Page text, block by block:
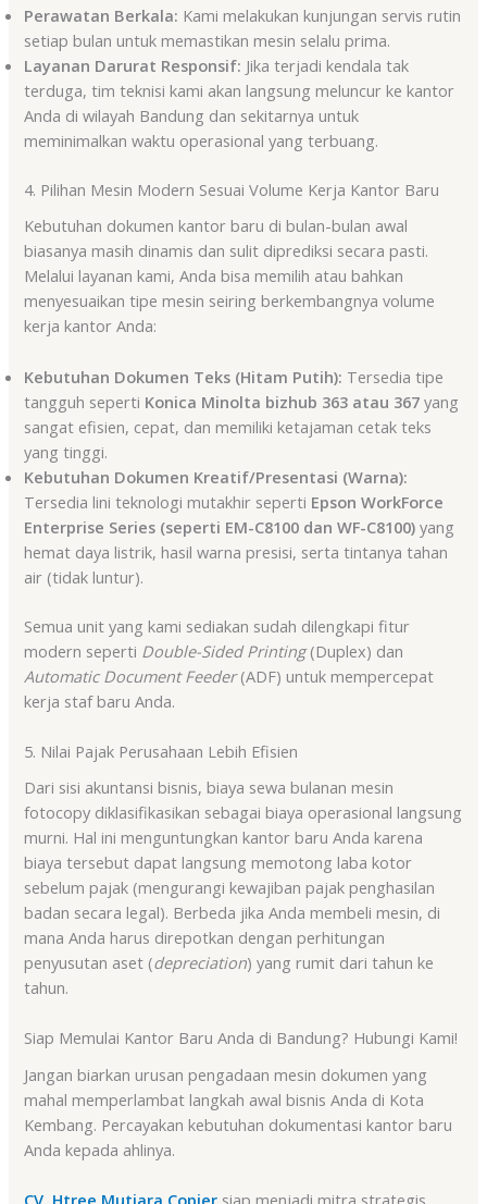
Perawatan Berkala: Kami melakukan kunjungan servis rutin
setiap bulan untuk memastikan mesin selalu prima.
Layanan Darurat Responsif: Jika terjadi kendala tak
terduga, tim teknisi kami akan langsung meluncur ke kantor
Anda di wilayah Bandung dan sekitarnya untuk
meminimalkan waktu operasional yang terbuang.
4. Pilihan Mesin Modern Sesuai Volume Kerja Kantor Baru
Kebutuhan dokumen kantor baru di bulan-bulan awal
biasanya masih dinamis dan sulit diprediksi secara pasti.
Melalui layanan kami, Anda bisa memilih atau bahkan
menyesuaikan tipe mesin seiring berkembangnya volume
kerja kantor Anda:
Kebutuhan Dokumen Teks (Hitam Putih): Tersedia tipe
tangguh seperti Konica Minolta bizhub 363 atau 367 yang
sangat efisien, cepat, dan memiliki ketajaman cetak teks
yang tinggi.
Kebutuhan Dokumen Kreatif/Presentasi (Warna):
Tersedia lini teknologi mutakhir seperti Epson WorkForce
Enterprise Series (seperti EM-C8100 dan WF-C8100) yang
hemat daya listrik, hasil warna presisi, serta tintanya tahan
air (tidak luntur).
Semua unit yang kami sediakan sudah dilengkapi fitur
modern seperti Double-Sided Printing(Duplex) dan
Automatic Document Feeder(ADF) untuk mempercepat
kerja staf baru Anda.
5. Nilai Pajak Perusahaan Lebih Efisien
Dari sisi akuntansi bisnis, biaya sewa bulanan mesin
fotocopy diklasifikasikan sebagai biaya operasional langsung
murni. Hal ini menguntungkan kantor baru Anda karena
biaya tersebut dapat langsung memotong laba kotor
sebelum pajak (mengurangi kewajiban pajak penghasilan
badan secara legal). Berbeda jika Anda membeli mesin, di
mana Anda harus direpotkan dengan perhitungan
penyusutan aset (depreciation) yang rumit dari tahun ke
tahun.
Siap Memulai Kantor Baru Anda di Bandung? Hubungi Kami!
Jangan biarkan urusan pengadaan mesin dokumen yang
mahal memperlambat langkah awal bisnis Anda di Kota
Kembang. Percayakan kebutuhan dokumentasi kantor baru
Anda kepada ahlinya.
CV. Htree Mutiara Copier siap menjadi mitra strategis